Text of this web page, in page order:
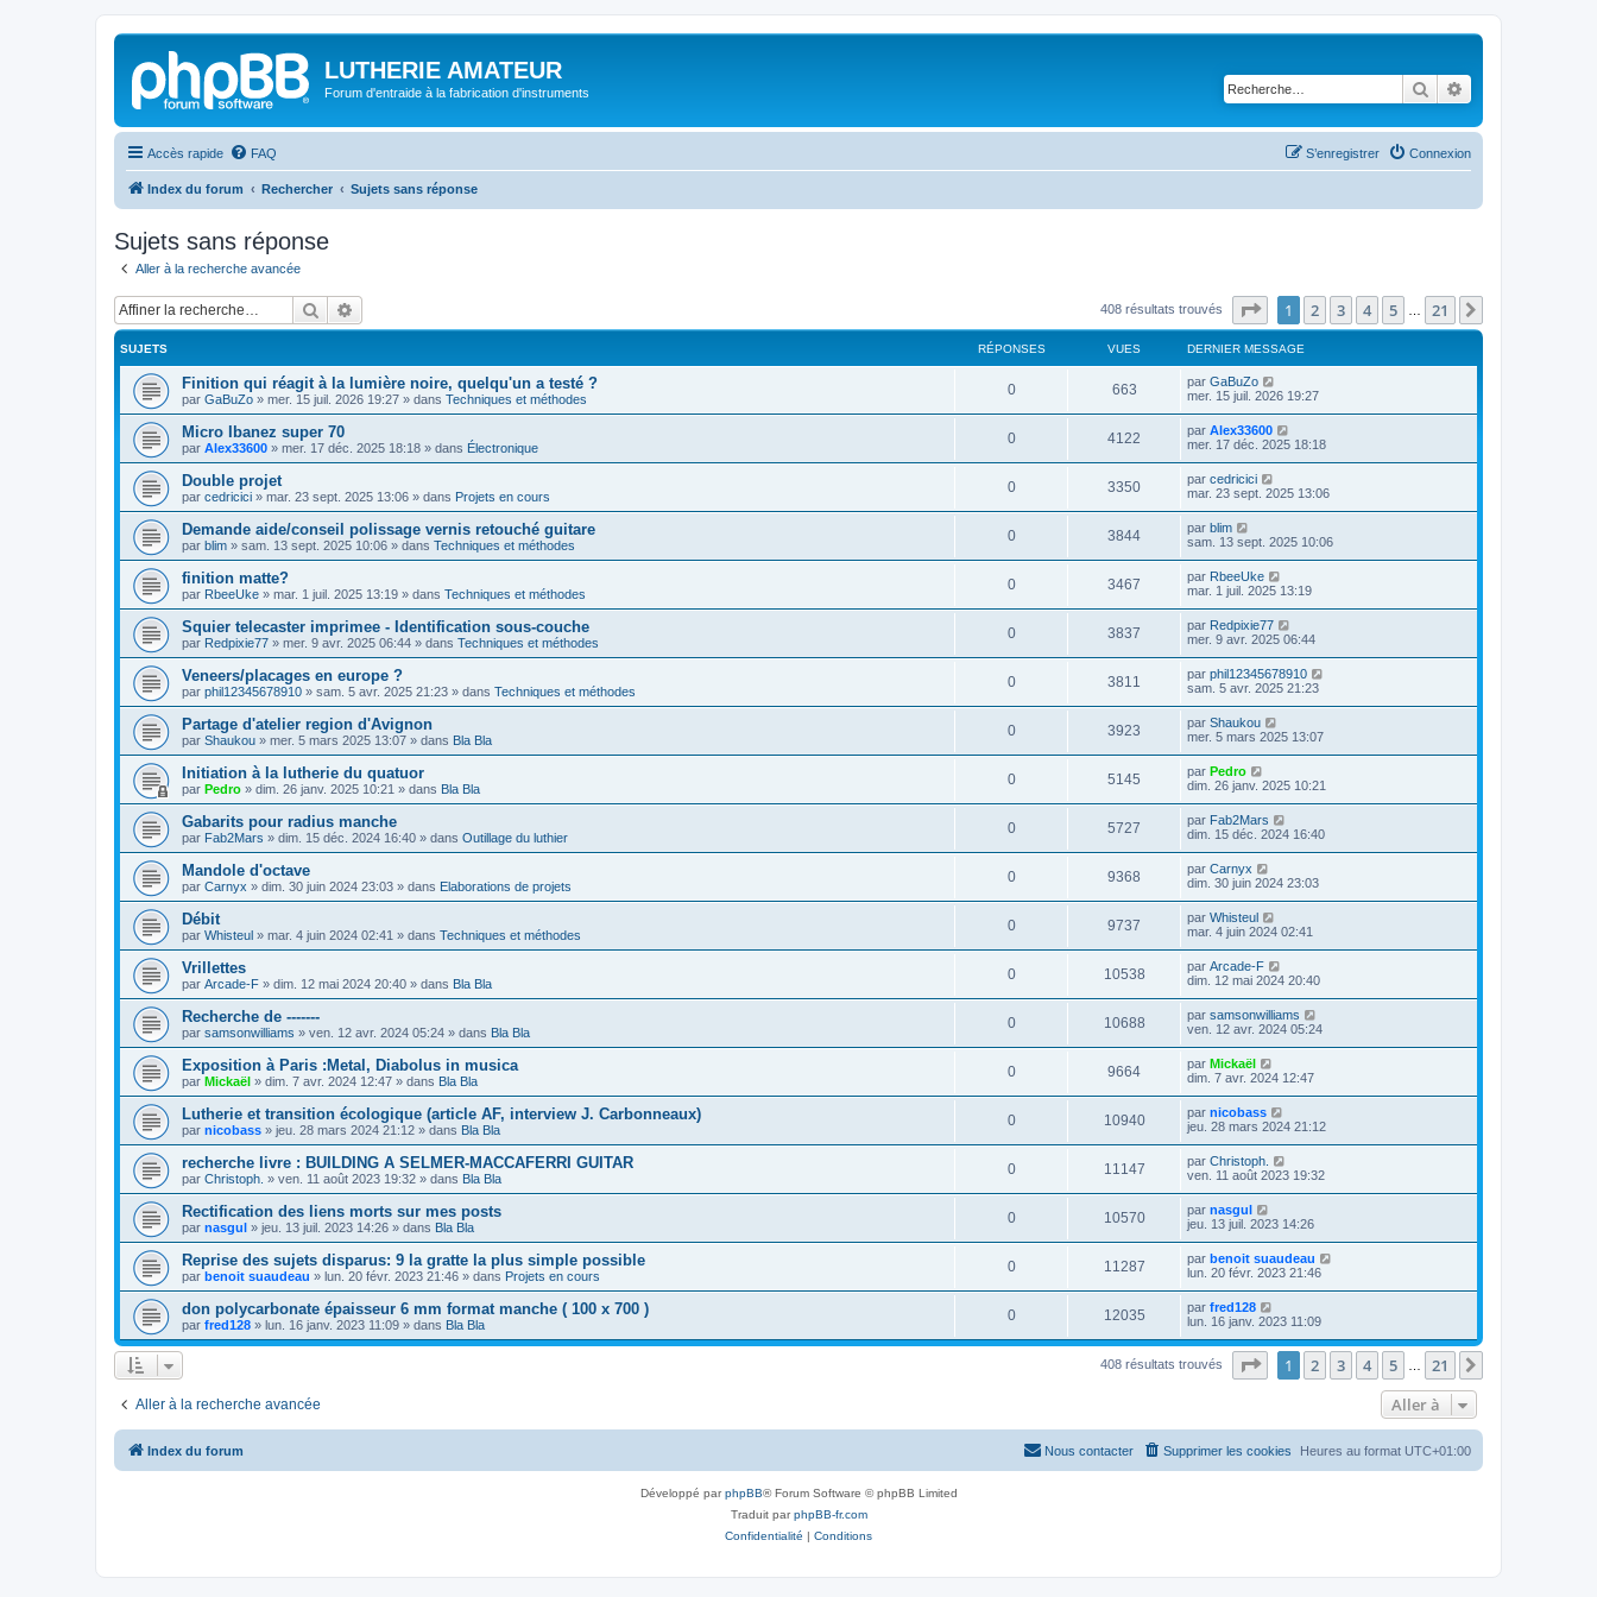
LUTHERIE AMATEUR
Forum d'entraide à la fabrication d'instruments Rechercher
Accès rapide FAQ Connexion
S’enregistrer
Index du forum Rechercher Sujets sans réponse
Sujets sans réponse
Aller à la recherche avancée
Rechercher 408 résultats trouvés Page sur21
1 2 3 4 5 21
SUJETS RÉPONSES VUES DERNIER MESSAGE
Finition qui réagit à la lumière noire, quelqu'un a testé ?
par GaBuZo » mer. 15 juil. 2026 19:27 » dans Techniques et méthodes
0 663 par GaBuZo
mer. 15 juil. 2026 19:27
Micro Ibanez super 70
par Alex33600 » mer. 17 déc. 2025 18:18 » dans Électronique
0 4122 par Alex33600
mer. 17 déc. 2025 18:18
Double projet
par cedricici » mar. 23 sept. 2025 13:06 » dans Projets en cours
0 3350 par cedricici
mar. 23 sept. 2025 13:06
Demande aide/conseil polissage vernis retouché guitare
par blim » sam. 13 sept. 2025 10:06 » dans Techniques et méthodes
0 3844 par blim
sam. 13 sept. 2025 10:06
finition matte?
par RbeeUke » mar. 1 juil. 2025 13:19 » dans Techniques et méthodes
0 3467 par RbeeUke
mar. 1 juil. 2025 13:19
Squier telecaster imprimee - Identification sous-couche
par Redpixie77 » mer. 9 avr. 2025 06:44 » dans Techniques et méthodes
0 3837 par Redpixie77
mer. 9 avr. 2025 06:44
Veneers/placages en europe ?
par phil12345678910 » sam. 5 avr. 2025 21:23 » dans Techniques et méthodes
0 3811 par phil12345678910
sam. 5 avr. 2025 21:23
Partage d'atelier region d'Avignon
par Shaukou » mer. 5 mars 2025 13:07 » dans Bla Bla
0 3923 par Shaukou
mer. 5 mars 2025 13:07
Initiation à la lutherie du quatuor
par Pedro » dim. 26 janv. 2025 10:21 » dans Bla Bla
0 5145 par Pedro
dim. 26 janv. 2025 10:21
Gabarits pour radius manche
par Fab2Mars » dim. 15 déc. 2024 16:40 » dans Outillage du luthier
0 5727 par Fab2Mars
dim. 15 déc. 2024 16:40
Mandole d'octave
par Carnyx » dim. 30 juin 2024 23:03 » dans Elaborations de projets
0 9368 par Carnyx
dim. 30 juin 2024 23:03
Débit
par Whisteul » mar. 4 juin 2024 02:41 » dans Techniques et méthodes
0 9737 par Whisteul
mar. 4 juin 2024 02:41
Vrillettes
par Arcade-F » dim. 12 mai 2024 20:40 » dans Bla Bla
0 10538 par Arcade-F
dim. 12 mai 2024 20:40
Recherche de -------
par samsonwilliams » ven. 12 avr. 2024 05:24 » dans Bla Bla
0 10688 par samsonwilliams
ven. 12 avr. 2024 05:24
Exposition à Paris :Metal, Diabolus in musica
par Mickaël » dim. 7 avr. 2024 12:47 » dans Bla Bla
0 9664 par Mickaël
dim. 7 avr. 2024 12:47
Lutherie et transition écologique (article AF, interview J. Carbonneaux)
par nicobass » jeu. 28 mars 2024 21:12 » dans Bla Bla
0 10940 par nicobass
jeu. 28 mars 2024 21:12
recherche livre : BUILDING A SELMER-MACCAFERRI GUITAR
par Christoph. » ven. 11 août 2023 19:32 » dans Bla Bla
0 11147 par Christoph.
ven. 11 août 2023 19:32
Rectification des liens morts sur mes posts
par nasgul » jeu. 13 juil. 2023 14:26 » dans Bla Bla
0 10570 par nasgul
jeu. 13 juil. 2023 14:26
Reprise des sujets disparus: 9 la gratte la plus simple possible
par benoit suaudeau » lun. 20 févr. 2023 21:46 » dans Projets en cours
0 11287 par benoit suaudeau
lun. 20 févr. 2023 21:46
don polycarbonate épaisseur 6 mm format manche ( 100 x 700 )
par fred128 » lun. 16 janv. 2023 11:09 » dans Bla Bla
0 12035 par fred128
lun. 16 janv. 2023 11:09
408 résultats trouvés Page sur21
1 2 3 4 5 21
Aller à la recherche avancée Aller à
Index du forum Heures au format UTC+01:00
Supprimer les cookies
Nous contacter
Développé parphpBB® Forum Software © phpBB Limited
Traduit parphpBB-fr.com
Confidentialité | Conditions